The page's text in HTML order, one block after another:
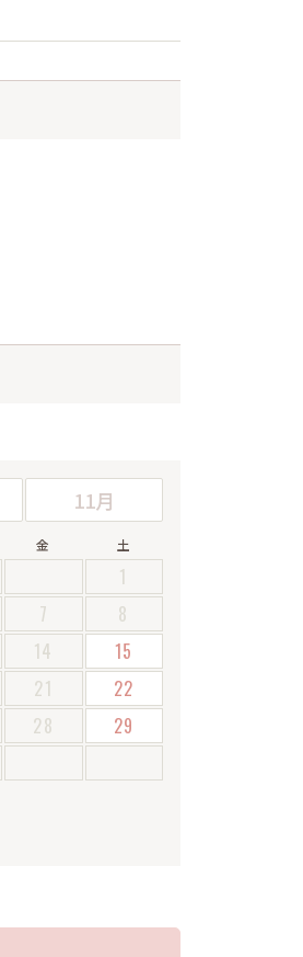
11月
金 土
1
7
8
14
15
21
22
28
29